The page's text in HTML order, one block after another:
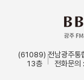
(61089) 전남광주통
13층
전화문